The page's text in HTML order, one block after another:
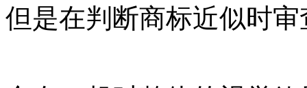
但是在判断商标近似时